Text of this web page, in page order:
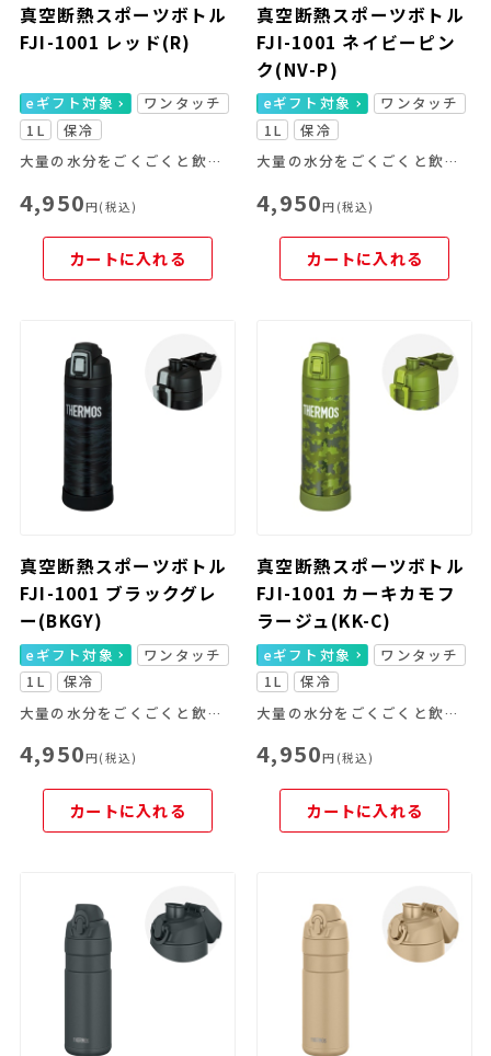
真空断熱スポーツボトル
FJI-1001 レッド(R)
eギフト対象
ワンタッチ
1L
保冷
大量の水分をごくごくと飲めて激しいスポーツシーンに最適！
4,950円(税込)
カートに入れる
真空断熱スポーツボトル
FJI-1001 ネイビーピン
ク(NV-P)
eギフト対象
ワンタッチ
1L
保冷
大量の水分をごくごくと飲めて激しいスポーツシーンに最適！
4,950円(税込)
カートに入れる
真空断熱スポーツボトル
FJI-1001 ブラックグレ
ー(BKGY)
eギフト対象
ワンタッチ
1L
保冷
大量の水分をごくごくと飲めて激しいスポーツシーンに最適！
4,950円(税込)
カートに入れる
真空断熱スポーツボトル
FJI-1001 カーキカモフ
ラージュ(KK-C)
eギフト対象
ワンタッチ
1L
保冷
大量の水分をごくごくと飲めて激しいスポーツシーンに最適！
4,950円(税込)
カートに入れる